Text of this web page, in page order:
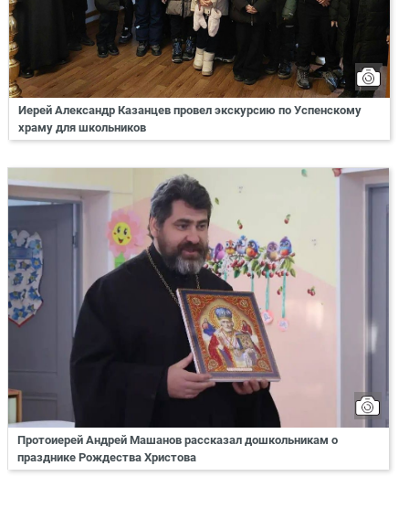
Иерей Александр Казанцев провел экскурсию по Успенскому
храму для школьников
Протоиерей Андрей Машанов рассказал дошкольникам о
празднике Рождества Христова